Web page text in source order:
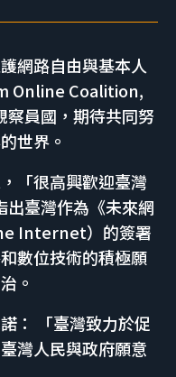
網路自由與基本人
Online Coalition,
察員國，期待共同努
世界。
「很高興歡迎臺灣
出臺灣作為《未來網
Internet）的簽署
數位技術的積極願
。
： 「臺灣致力於促
灣人民與政府願意